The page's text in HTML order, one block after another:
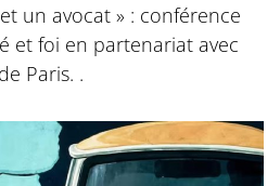
un avocat » : conférence
et foi en partenariat avec
Paris. .